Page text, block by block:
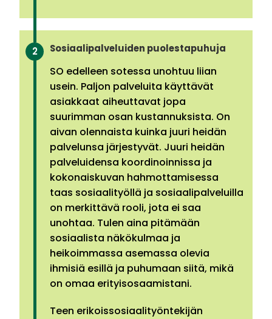
Sosiaalipalveluiden puolestapuhuja
SO edelleen sotessa unohtuu liian
usein. Paljon palveluita käyttävät
asiakkaat aiheuttavat jopa
suurimman osan kustannuksista. On
aivan olennaista kuinka juuri heidän
palvelunsa järjestyvät. Juuri heidän
palveluidensa koordinoinnissa ja
kokonaiskuvan hahmottamisessa
taas sosiaalityöllä ja sosiaalipalveluilla
on merkittävä rooli, jota ei saa
unohtaa. Tulen aina pitämään
sosiaalista näkökulmaa ja
heikoimmassa asemassa olevia
ihmisiä esillä ja puhumaan siitä, mikä
on omaa erityisosaamistani.
Teen erikoissosiaalityöntekijän